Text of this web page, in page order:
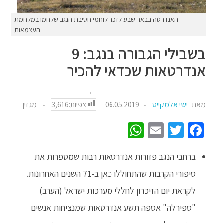
האנדרטה בבאר שבע לזכר לוחמי חטיבת הנגב שלחמו במלחמת
העצמאות
בשבילי הגבורה בנגב: 9
אנדרטאות שכדאי להכיר
מאת ישי אלמקייס 06.05.2019 צפיות:3,616 מגזין
Fa
b
o
o
k
T
tt
er
E
ail
at
sA
p
p
ברחבי הנגב פזורות אנדרטאות רבות שמספרות את
סיפורי הקרבות שהתחוללו כאן ב-71 השנים האחרונות.
לקראת יום הזיכרון לחללי מערכות ישראל (הערב)
"ספירלה" אספה תשע אנדרטאות שמנציחות אנשים